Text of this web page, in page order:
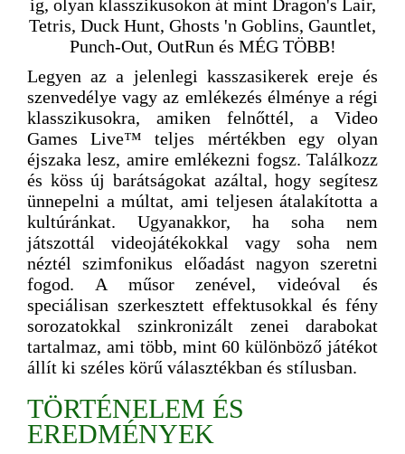
ig, olyan klasszikusokon át mint Dragon's Lair,
Tetris, Duck Hunt, Ghosts 'n Goblins, Gauntlet,
Punch-Out, OutRun és MÉG TÖBB!
Legyen az a jelenlegi kasszasikerek ereje és
szenvedélye vagy az emlékezés élménye a régi
klasszikusokra, amiken felnőttél, a Video
Games Live™ teljes mértékben egy olyan
éjszaka lesz, amire emlékezni fogsz. Találkozz
és köss új barátságokat azáltal, hogy segítesz
ünnepelni a múltat, ami teljesen átalakította a
kultúránkat. Ugyanakkor, ha soha nem
játszottál videojátékokkal vagy soha nem
néztél szimfonikus előadást nagyon szeretni
fogod. A műsor zenével, videóval és
speciálisan szerkesztett effektusokkal és fény
sorozatokkal szinkronizált zenei darabokat
tartalmaz, ami több, mint 60 különböző játékot
állít ki széles körű választékban és stílusban.
TÖRTÉNELEM ÉS
EREDMÉNYEK